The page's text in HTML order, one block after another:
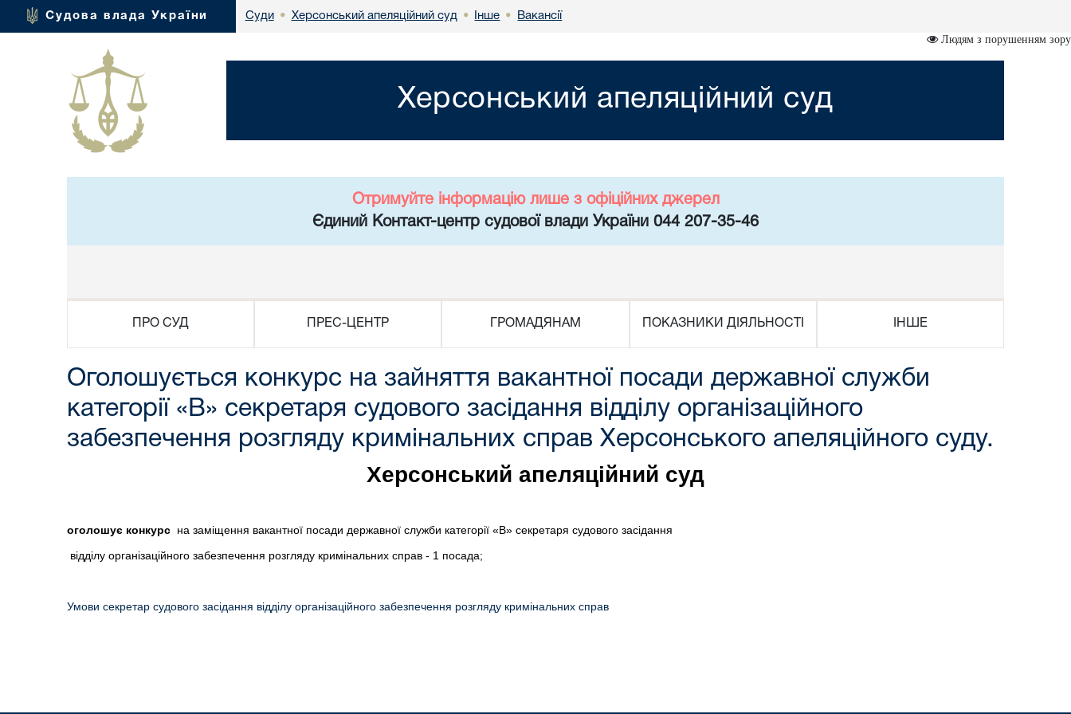
Судова влада України Суди • Херсонський апеляційний суд • Інше • Вакансії
Людям з порушенням зору
Херсонський апеляційний суд
Отримуйте інформацію лише з офіційних джерел
Єдиний Контакт-центр судової влади України 044 207-35-46
ПРО СУД ПРЕС-ЦЕНТР ГРОМАДЯНАМ ПОКАЗНИКИ ДІЯЛЬНОСТІ ІНШЕ
Оголошується конкурс на зайняття вакантної посади державної служби
категорії «В» секретаря судового засідання відділу організаційного
забезпечення розгляду кримінальних справ Херсонського апеляційного суду.
Херсонський апеляційний суд
оголошує конкурс на заміщення вакантної посади державної служби категорії «В» секретаря судового засідання
відділу організаційного забезпечення розгляду кримінальних справ - 1 посада;
Умови секретар судового засідання відділу організаційного забезпечення розгляду кримінальних справ